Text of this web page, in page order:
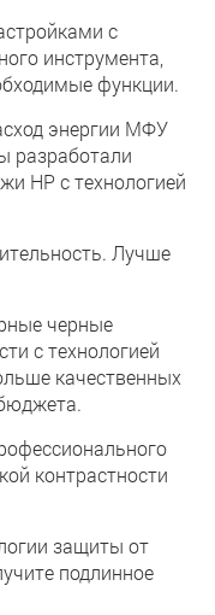
с
инструмента,
функции.
энергии МФУ
разработали
HP с технологией
Лучше
черные
с технологией
качественных
контрастности
защиты от
подлинное